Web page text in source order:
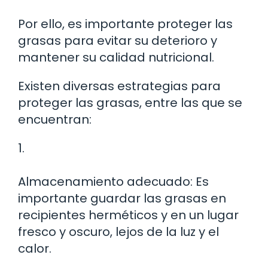
Por ello, es importante proteger las
grasas para evitar su deterioro y
mantener su calidad nutricional.
Existen diversas estrategias para
proteger las grasas, entre las que se
encuentran:
1.
Almacenamiento adecuado: Es
importante guardar las grasas en
recipientes herméticos y en un lugar
fresco y oscuro, lejos de la luz y el
calor.